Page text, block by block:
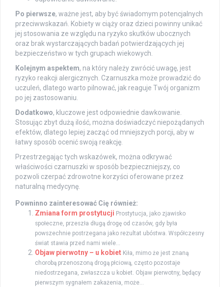
Po pierwsze, ważne jest, aby być świadomym potencjalnych
przeciwwskazań. Kobiety w ciąży oraz dzieci powinny unikać
jej stosowania ze względu na ryzyko skutków ubocznych
oraz brak wystarczających badań potwierdzających jej
bezpieczeństwo w tych grupach wiekowych.
Kolejnym aspektem, na który należy zwrócić uwagę, jest
ryzyko reakcji alergicznych. Czarnuszka może prowadzić do
uczuleń, dlatego warto pilnować, jak reaguje Twój organizm
po jej zastosowaniu.
Dodatkowo, kluczowe jest odpowiednie dawkowanie.
Stosując zbyt dużą ilość, można doświadczyć niepożądanych
efektów, dlatego lepiej zacząć od mniejszych porcji, aby w
łatwy sposób ocenić swoją reakcję.
Przestrzegając tych wskazówek, można odkrywać
właściwości czarnuszki w sposób bezpieczniejszy, co
pozwoli czerpać zdrowotne korzyści oferowane przez
naturalną medycynę.
Powninno zainteresować Cię również:
Zmiana form prostytucji Prostytucja, jako zjawisko
społeczne, przeszła długą drogę od czasów, gdy była
powszechnie postrzegana jako rezultat ubóstwa. Współczesny
świat stawia przed nami wiele...
Objaw pierwotny – u kobiet Kiła, mimo że jest znaną
chorobą przenoszoną drogą płciową, często pozostaje
niedostrzegana, zwłaszcza u kobiet. Objaw pierwotny, będący
pierwszym sygnałem zakażenia, może...